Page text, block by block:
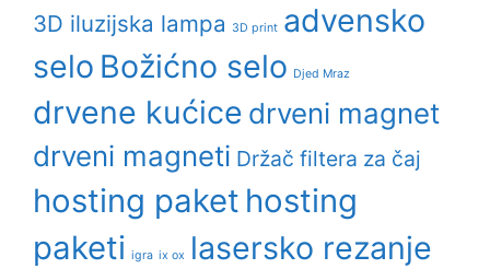
3D iluzijska lampa 3D print advensko
selo Božićno selo Djed Mraz
drvene kućice drveni magnet
drveni magneti Držač filtera za čaj
hosting paket hosting
paketi igra ix ox lasersko rezanje